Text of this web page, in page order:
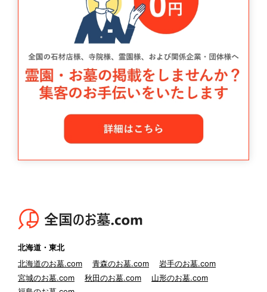
北海道・東北
北海道のお墓.com
青森のお墓.com
岩手のお墓.com
宮城のお墓.com
秋田のお墓.com
山形のお墓.com